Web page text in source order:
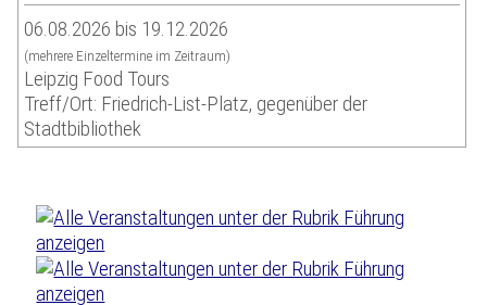
06.08.2026 bis 19.12.2026
(mehrere Einzeltermine im Zeitraum)
Leipzig Food Tours
Treff/Ort: Friedrich-List-Platz, gegenüber der
Stadtbibliothek